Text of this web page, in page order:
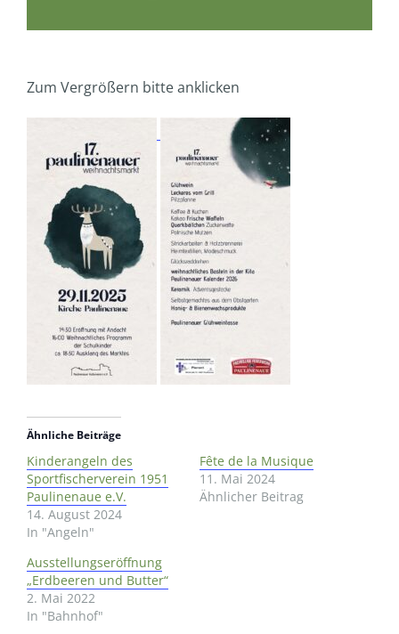
Zum Vergrößern bitte anklicken
Ähnliche Beiträge
Kinderangeln des
Sportfischerverein 1951
Paulinenaue e.V.
14. August 2024
In "Angeln"
Fête de la Musique
11. Mai 2024
Ähnlicher Beitrag
Ausstellungseröffnung
„Erdbeeren und Butter“
2. Mai 2022
In "Bahnhof"